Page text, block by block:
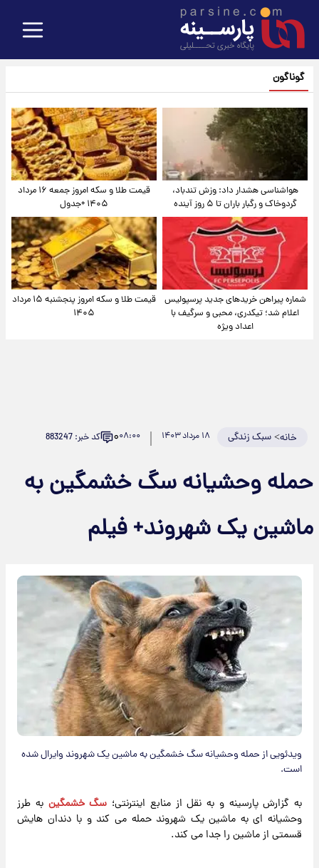
گوناگون
هواشناسی هشدار داد: وزش تندباد،
گردوخاک و رگبار باران تا ۵ روز آینده
قیمت طلا و سکه امروز جمعه ۱۶ مرداد
۱۴۰۵ +جدول
شماره پیراهن خریدهای جدید پرسپولیس
اعلام شد؛ تیکدری، محبی و سرگیف با
اعداد ویژه
قیمت طلا و سکه امروز پنجشنبه ۱۵ مرداد
۱۴۰۵
خانه>سبک زندگی ۱۸ مرداد ۱۴۰۳ ۰۸:۰۰۰ کد خبر: 883247
حمله وحشیانه سگ خشمگین به
ماشین یک شهروند+ فیلم
ویدئویی از حمله وحشیانه سگ خشمگین به ماشین یک شهروند وایرال شده
است.
به گزارش پارسینه و به نقل از منابع اینترنتی؛ سگ خشمگین به طرز
وحشیانه ای به ماشین یک شهروند حمله می کند و با دندان هایش
قسمتی از ماشین را جدا می کند.